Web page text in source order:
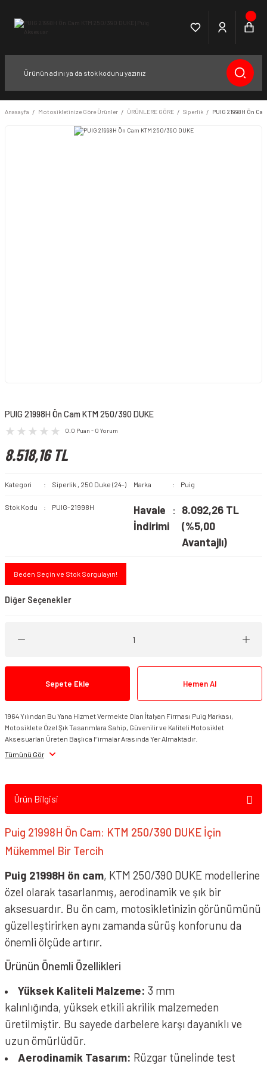
Anasayfa Motosikletinize Göre Ürünler ÜRÜNLERE GÖRE Siperlik PUIG 21998H Ön
PUIG 21998H Ön Cam KTM 250/390 DUKE
0.0 Puan - 0 Yorum
8.518,16 TL
Kategori Siperlik , 250 Duke (24-) Marka Puig
Stok Kodu PUIG-21998H
Havale
İndirimi
8.092,26 TL
(%5,00
Avantajlı)
Beden Seçin ve Stok Sorgulayın!
Diğer Seçenekler
PUIG 21998T Ön Cam KTM 250/390 DUKE 24'
Sepete Ekle Hemen Al
1964 Yılından Bu Yana Hizmet Vermekte Olan İtalyan Firması Puig Markası,
Motosiklete Özel Şık Tasarımlara Sahip, Güvenilir ve Kaliteli Motosiklet
Aksesuarları Üreten Başlıca Firmalar Arasında Yer Almaktadır.
Tümünü Gör
Ürün Bilgisi
Puig 21998H Ön Cam: KTM 250/390 DUKE İçin
Mükemmel Bir Tercih
Puig 21998H ön cam, KTM 250/390 DUKE modellerine
özel olarak tasarlanmış, aerodinamik ve şık bir
aksesuardır. Bu ön cam, motosikletinizin görünümünü
güzelleştirirken aynı zamanda sürüş konforunu da
önemli ölçüde artırır.
Ürünün Önemli Özellikleri
Yüksek Kaliteli Malzeme: 3 mm
kalınlığında, yüksek etkili akrilik malzemeden
üretilmiştir. Bu sayede darbelere karşı dayanıklı ve
uzun ömürlüdür.
Aerodinamik Tasarım: Rüzgar tünelinde test